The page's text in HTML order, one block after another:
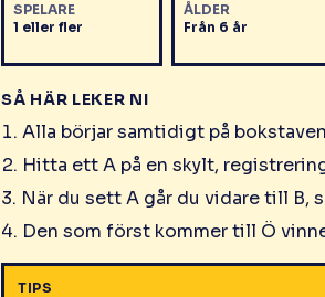
SPELARE
1 eller fler
ÅLDER
Från 6 år
SÅ HÄR LEKER NI
Alla börjar samtidigt på
Hitta ett A på en skylt,
När du sett A går du vidare till B,
Den som först kommer till Ö
TIPS